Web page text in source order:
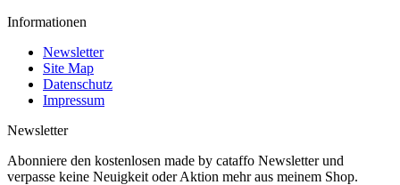
Informationen
Newsletter
Site Map
Datenschutz
Impressum
Newsletter
Abonniere den kostenlosen made by cataffo Newsletter und
verpasse keine Neuigkeit oder Aktion mehr aus meinem Shop.